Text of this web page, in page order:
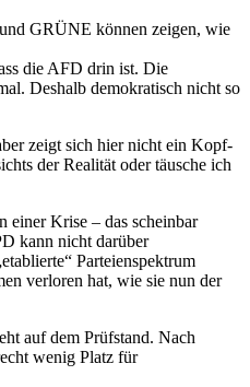
GRÜNE können zeigen, wie
die AFD drin ist. Die
Deshalb demokratisch nicht so
zeigt sich hier nicht ein Kopf-
der Realität oder täusche ich
Krise – das scheinbar
kann nicht darüber
Parteienspektrum
verloren hat, wie sie nun der
auf dem Prüfstand. Nach
wenig Platz für